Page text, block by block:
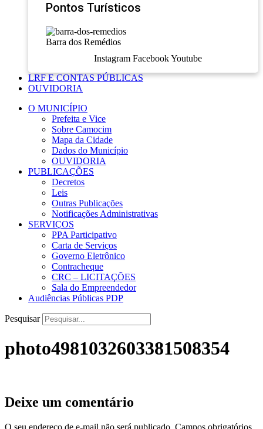
Pontos Turísticos
Barra dos Remédios
Instagram Facebook Youtube
LRF E CONTAS PÚBLICAS
OUVIDORIA
O MUNICÍPIO
Prefeita e Vice
Sobre Camocim
Mapa da Cidade
Dados do Município
OUVIDORIA
PUBLICAÇÕES
Decretos
Leis
Outras Publicações
Notificações Administrativas
SERVIÇOS
PPA Participativo
Carta de Serviços
Governo Eletrônico
Contracheque
CRC – LICITAÇÕES
Sala do Empreendedor
Audiências Públicas PDP
Pesquisar
photo4981032603381508354
Deixe um comentário
O seu endereço de e-mail não será publicado. Campos obrigatórios